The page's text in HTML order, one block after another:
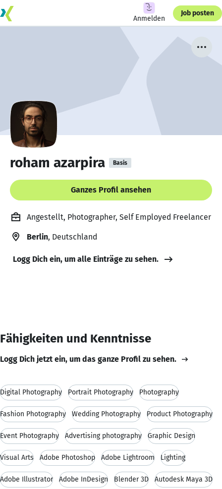
Anmelden
Job posten
roham azarpira Basis
Ganzes Profil ansehen
Angestellt, Photographer, Self Employed Freelancer
Berlin, Deutschland
Logg Dich ein, um alle Einträge zu sehen.
Fähigkeiten und Kenntnisse
Logg Dich jetzt ein, um das ganze Profil zu sehen.
Digital Photography Portrait Photography Photography
Fashion Photography Wedding Photography Product Photography
Event Photography Advertising photography Graphic Design
Visual Arts Adobe Photoshop Adobe Lightroom Lighting
Adobe Illustrator Adobe InDesign Blender 3D Autodesk Maya 3D